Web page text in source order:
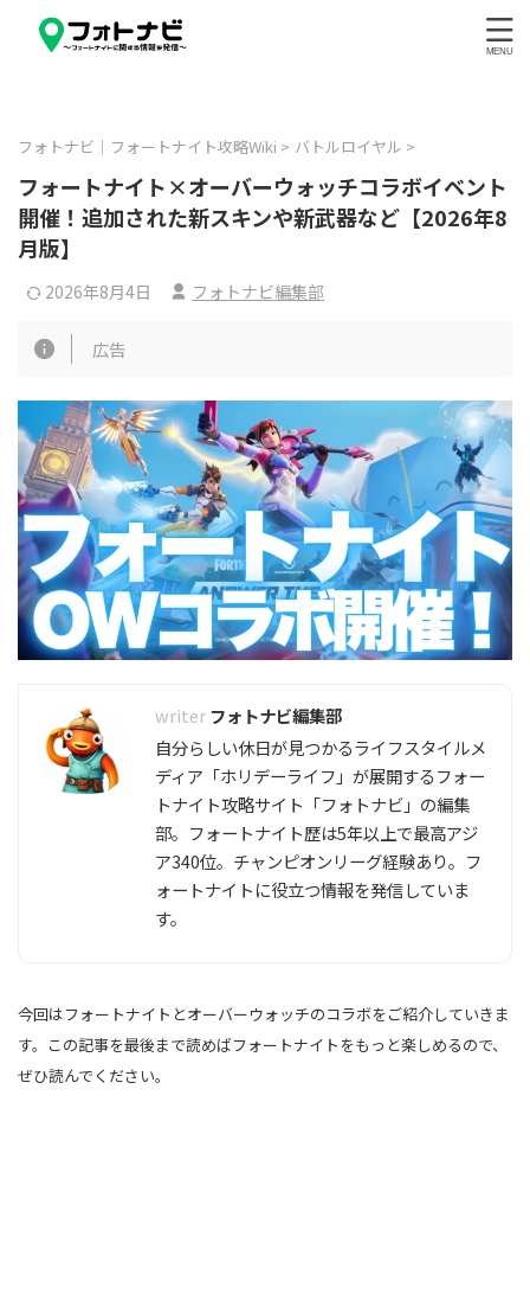
フォトナビ｜フォートナイト攻略Wiki > バトルロイヤル >
フォートナイト×オーバーウォッチコラボイベント
開催！追加された新スキンや新武器など【2026年8
月版】
2026年8月4日 フォトナビ編集部
広告
フォトナビ編集部
自分らしい休日が見つかるライフスタイルメ
ディア「ホリデーライフ」が展開するフォー
トナイト攻略サイト「フォトナビ」の編集
部。フォートナイト歴は5年以上で最高アジ
ア340位。チャンピオンリーグ経験あり。フ
ォートナイトに役立つ情報を発信していま
す。
今回はフォートナイトとオーバーウォッチのコラボをご紹介していきま
す。この記事を最後まで読めばフォートナイトをもっと楽しめるので、
ぜひ読んでください。